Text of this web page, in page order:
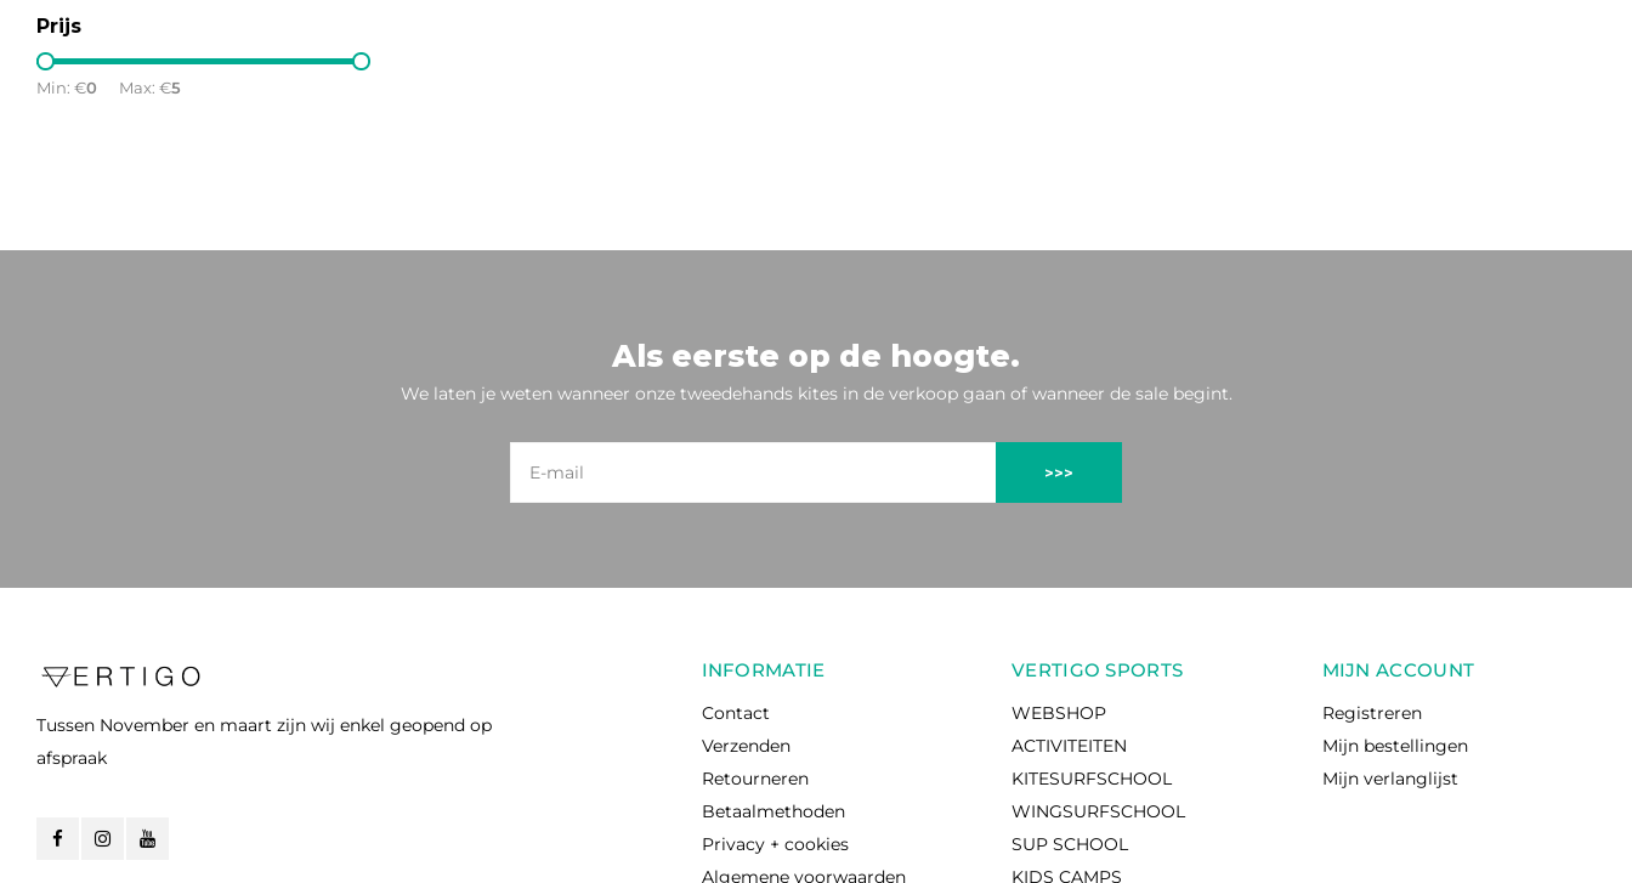
Prijs
Min: €0 Max: €5
Als eerste op de hoogte.
We laten je weten wanneer onze tweedehands kites in de verkoop gaan of wanneer de sale begint.
>>>
Tussen November en maart zijn wij enkel geopend op
afspraak
INFORMATIE
Contact
Verzenden
Retourneren
Betaalmethoden
Privacy + cookies
Algemene voorwaarden
VERTIGO SPORTS
WEBSHOP
ACTIVITEITEN
KITESURFSCHOOL
WINGSURFSCHOOL
SUP SCHOOL
KIDS CAMPS
MIJN ACCOUNT
Registreren
Mijn bestellingen
Mijn verlanglijst